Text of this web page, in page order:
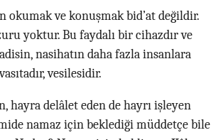
okumak ve konuşmak bid’at değildir.
yoktur. Bu faydalı bir cihazdır ve
nasihatın daha fazla insanlara
vesilesidir.
hayra delâlet eden de hayrı işleyen
namaz için beklediği müddetçe bile